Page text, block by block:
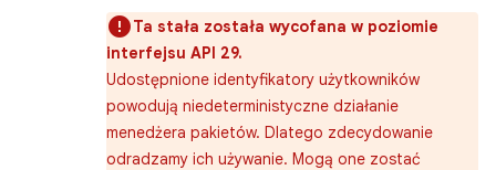
Ta stała została wycofana w poziomie
interfejsu API 29.
Udostępnione identyfikatory użytkowników
powodują niedeterministyczne działanie
menedżera pakietów. Dlatego zdecydowanie
odradzamy ich używanie. Mogą one zostać